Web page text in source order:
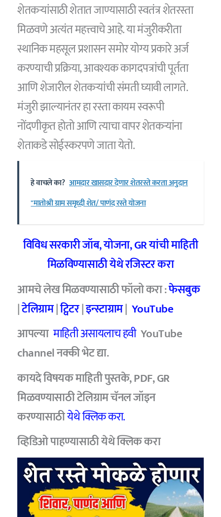
शेतकऱ्यांसाठी शेतात जाण्यासाठी स्वतंत्र शेतरस्ता
मिळवणे अत्यंत महत्त्वाचे आहे. या मंजुरीकरीता
स्थानिक महसूल प्रशासन समोर योग्य प्रकारे अर्ज
करण्याची प्रक्रिया, आवश्यक कागदपत्रांची पूर्तता
आणि शेजारील शेतकऱ्यांची संमती घ्यावी लागते.
मंजुरी झाल्यानंतर हा रस्ता कायम स्वरूपी
नोंदणीकृत होतो आणि त्याचा वापर शेतकऱ्यांना
शेताकडे सोईस्करपणे जाता येतो.
हे वाचले का? आमदार खासदार देणार शेतरस्ते करता अनुदान
"मातोश्री ग्राम समृध्दी शेत/ पाणंद रस्ते योजना
विविध सरकारी जॉब, योजना, GR यांची माहिती
मिळविण्यासाठी येथे रजिस्टर करा
आमचे लेख मिळवण्यासाठी फॉलो करा :फेसबुक
|टेलिग्राम|ट्विटर|इन्स्टाग्राम| YouTube
आपल्यामाहिती असायलाच हवी YouTube
channel नक्की भेट द्या.
कायदे विषयक माहिती पुस्तके, PDF, GR
मिळवण्यासाठी टेलिग्राम चॅनल जॉइन
करण्यासाठीयेथे क्लिक करा.
व्हिडिओ पाहण्यासाठीयेथे क्लिक करा